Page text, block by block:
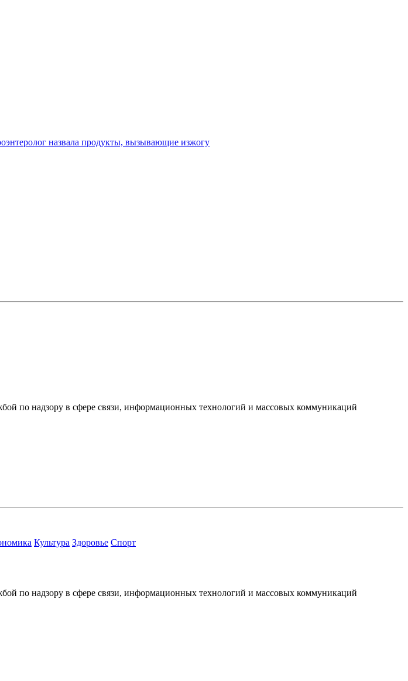
назвала продукты, вызывающие изжогу
по надзору в сфере связи, информационных технологий и массовых коммуникаций
Культура Здоровье Спорт
по надзору в сфере связи, информационных технологий и массовых коммуникаций